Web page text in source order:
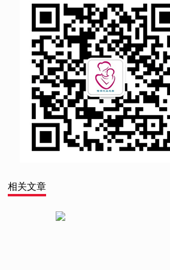
相关文章